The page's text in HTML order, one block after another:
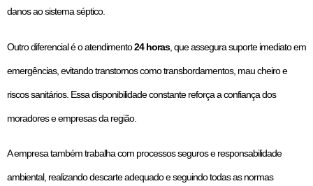
danos ao sistema séptico.
Outro diferencial é o atendimento24 horas, que assegura suporte imediato em
emergências, evitando transtornos como transbordamentos, mau cheiro e
riscos sanitários. Essa disponibilidade constante reforça a confiança dos
moradores e empresas da região.
A empresa também trabalha com processos seguros e responsabilidade
ambiental, realizando descarte adequado e seguindo todas as normas